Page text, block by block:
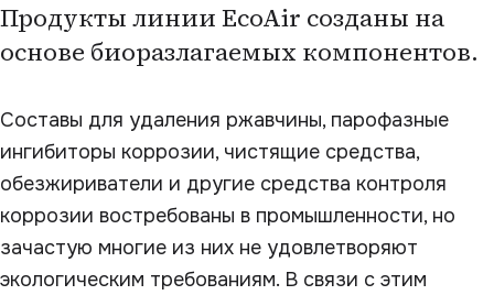
Продукты линии EcoAir созданы на
основе биоразлагаемых компонентов.
Составы для удаления ржавчины, парофазные
ингибиторы коррозии, чистящие средства,
обезжириватели и другие средства контроля
коррозии востребованы в промышленности, но
зачастую многие из них не удовлетворяют
экологическим требованиям. В связи с этим